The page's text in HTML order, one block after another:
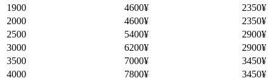
1900
4600¥
2350¥
2000
4600¥
2350¥
2500
5400¥
2900¥
3000
6200¥
2900¥
3500
7000¥
3450¥
4000
7800¥
3450¥